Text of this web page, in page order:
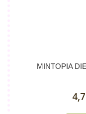
MINTOPIA